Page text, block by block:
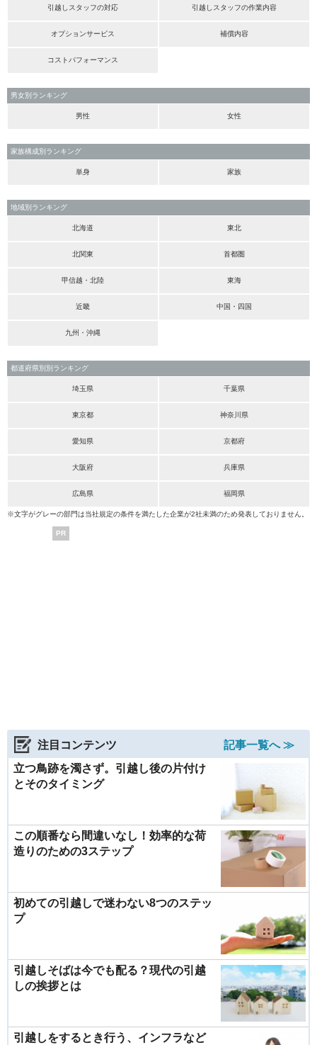
引越しスタッフの対応 引越しスタッフの作業内容
オプションサービス 補償内容
コストパフォーマンス
男女別ランキング
男性 女性
家族構成別ランキング
単身 家族
地域別ランキング
北海道 東北
北関東 首都圏
甲信越・北陸 東海
近畿 中国・四国
九州・沖縄
都道府県別別ランキング
埼玉県 千葉県
東京都 神奈川県
愛知県 京都府
大阪府 兵庫県
広島県 福岡県
※文字がグレーの部門は当社規定の条件を満たした企業が2社未満のため発表しておりません。
PR
注目コンテンツ
記事一覧へ ≫
立つ鳥跡を濁さず。引越し後の片付け
とそのタイミング
この順番なら間違いなし！効率的な荷
造りのための3ステップ
初めての引越しで迷わない8つのステッ
プ
引越しそばは今でも配る？現代の引越
しの挨拶とは
引越しをするとき行う、インフラなど